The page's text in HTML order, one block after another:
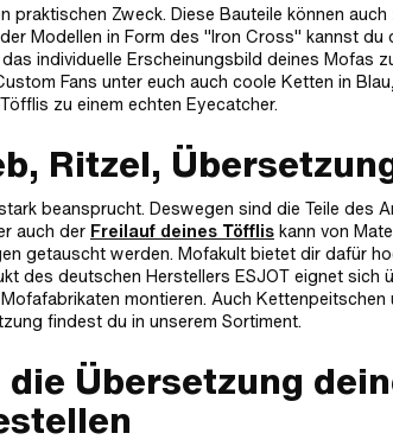
praktischen Zweck. Diese Bauteile können
Modellen in Form des "Iron Cross" kannst du
individuelle Erscheinungsbild deines Mofas
Fans unter euch auch coole Ketten in
zu einem echten Eyecatcher.
Ritzel,
beansprucht. Deswegen sind die Teile des
auch der Freilauf deines Töfflis kann von
getauscht werden. Mofakult bietet dir dafür
des deutschen Herstellers ESJOT eignet sich
montieren. Auch
findest du in unserem Sortiment.
Übersetzung